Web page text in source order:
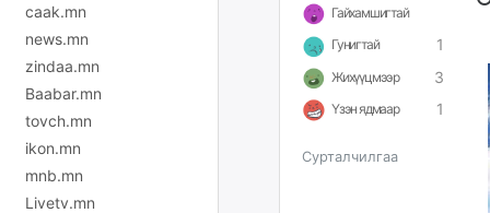
caak.mn
news.mn
zindaa.mn
Baabar.mn
tovch.mn
ikon.mn
mnb.mn
Livetv.mn
Гайхамшигтай
Гунигтай
1
Жихүүцмээр 3
Үзэн ядмаар 1
Сурталчилгаа